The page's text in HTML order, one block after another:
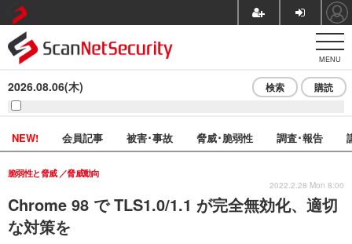
MENU
2026.08.06(木) 検索 購読
NEW! 会員記事 被害･事故 脅威･脆弱性 調査･報告
Chrome 98 で TLS1.0/1.1 が完全無効化、適切
な対策を
脆弱性と脅威 脅威動向
2022.2.28 Mon 8:00